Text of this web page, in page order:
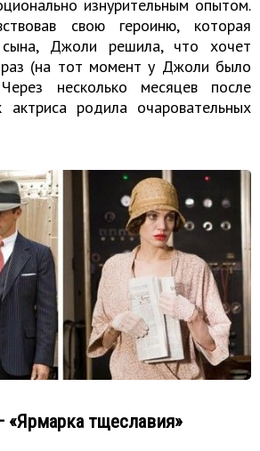
изнурительным опытом.
свою героиню, которая
сына, Джоли решила, что хочет
(на тот момент у Джоли было
несколько месяцев после
актриса родила очаровательных
«Ярмарка тщеславия»